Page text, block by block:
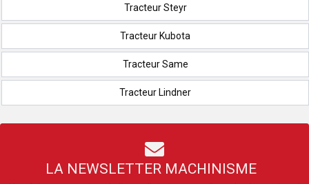
Tracteur Steyr
Tracteur Kubota
Tracteur Same
Tracteur Lindner
LA NEWSLETTER MACHINISME